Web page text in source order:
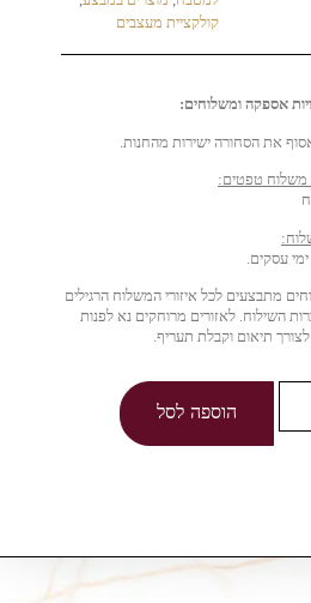
קולקציית מעצבים
אספקה ומשלוחים:
את הסחורה ישירות מהחנות.
משלוח טפטים:
מתבצעים לכל איזורי המשלוח הרגילים
השילוח. לאזורים מרוחקים נא לפנות
תיאום וקבלת תעריף.
הוספה לסל